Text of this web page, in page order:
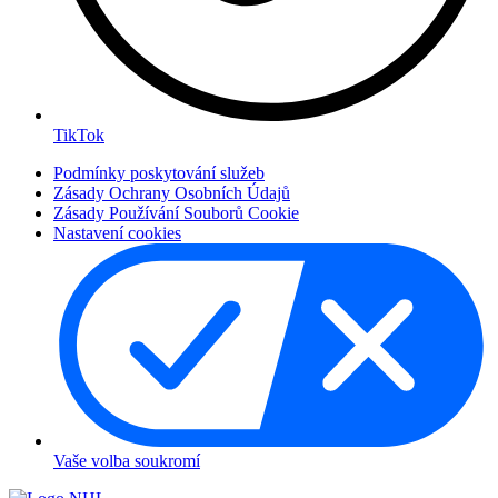
TikTok
Podmínky poskytování služeb
Zásady Ochrany Osobních Údajů
Zásady Používání Souborů Cookie
Nastavení cookies
Vaše volba soukromí